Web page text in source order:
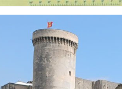
nationalités et de toutes époques. De